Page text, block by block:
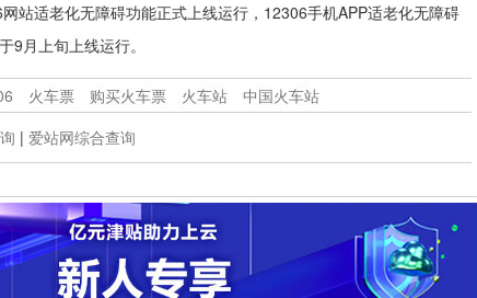
站适老化无障碍功能正式上线运行，12306手机APP适老化无障碍
9月上旬上线运行。
火车票 购买火车票 火车站
中国火车站
| 爱站网综合查询